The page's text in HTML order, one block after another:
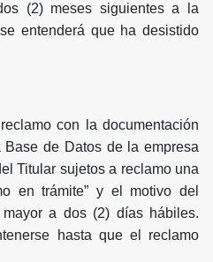
(2) meses siguientes a la
entenderá que ha desistido
con la documentación
de Datos de la empresa
Titular sujetos a reclamo una
en trámite” y el motivo del
a dos (2) días hábiles.
hasta que el reclamo